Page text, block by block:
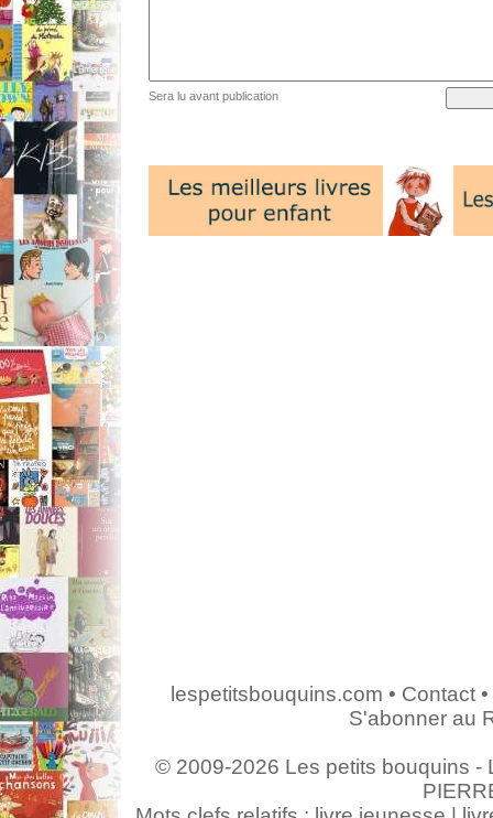
Sera lu avant publication
lespetitsbouquins.com • Contact•
S'abonner au
© 2009-2026 Les petits bouquins -